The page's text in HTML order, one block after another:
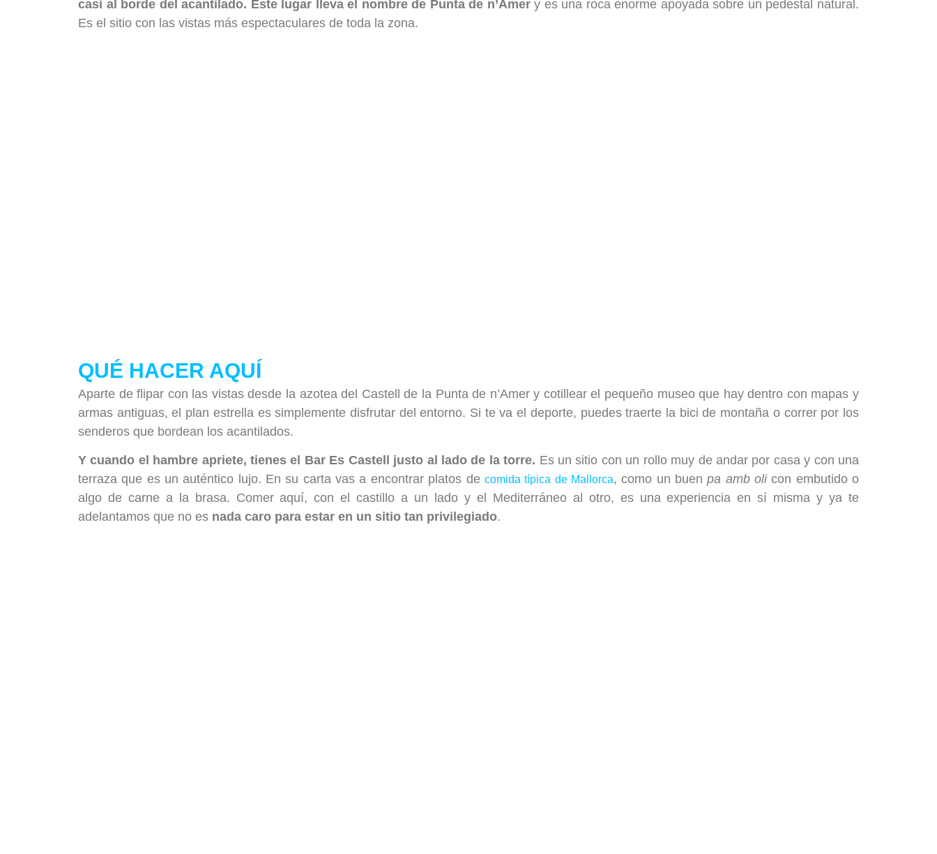
casi al borde del acantilado. Este lugar lleva el nombre de Punta de n’Amery es una roca enorme apoyada sobre un pedestal natural.
Es el sitio con las vistas más espectaculares de toda la zona.
QUÉ HACER AQUÍ
Aparte de flipar con las vistas desde la azotea del Castell de la Punta de n’Amer y cotillear el pequeño museo que hay dentro con mapas y
armas antiguas, el plan estrella es simplemente disfrutar del entorno. Si te va el deporte, puedes traerte la bici de montaña o correr por los
senderos que bordean los acantilados.
Y cuando el hambre apriete, tienes el Bar Es Castell justo al lado de la torre. Es un sitio con un rollo muy de andar por casa y con una
terraza que es un auténtico lujo. En su carta vas a encontrar platos de comida típica de Mallorca, como un buenpa amb olicon embutido o
algo de carne a la brasa. Comer aquí, con el castillo a un lado y el Mediterráneo al otro, es una experiencia en sí misma y ya te
adelantamos que no es nada caro para estar en un sitio tan privilegiado.